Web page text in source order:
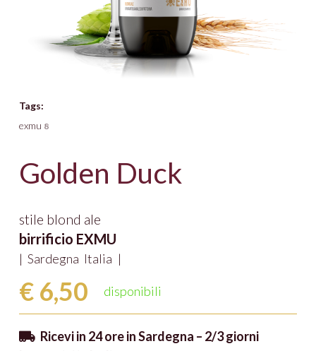
Tags:
exmu 8
Golden Duck
stile blond ale
birrificio EXMU
| Sardegna Italia |
€ 6,50 disponibili
Ricevi in 24 ore in Sardegna – 2/3 giorni